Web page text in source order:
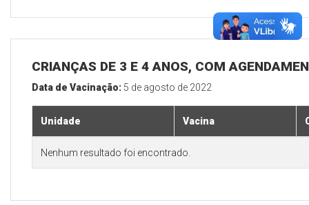
CRIANÇAS DE 3 E 4 ANOS, COM
Data de Vacinação: 5 de agosto de 2022
Unidade Vacina
Nenhum resultado foi encontrado.